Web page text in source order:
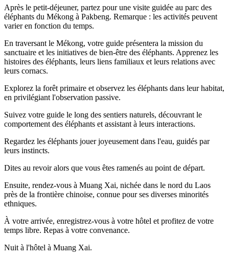
Après le petit-déjeuner, partez pour une visite guidée au parc des
éléphants du Mékong à Pakbeng. Remarque : les activités peuvent
varier en fonction du temps.
En traversant le Mékong, votre guide présentera la mission du
sanctuaire et les initiatives de bien-être des éléphants. Apprenez les
histoires des éléphants, leurs liens familiaux et leurs relations avec
leurs cornacs.
Explorez la forêt primaire et observez les éléphants dans leur habitat,
en privilégiant l'observation passive.
Suivez votre guide le long des sentiers naturels, découvrant le
comportement des éléphants et assistant à leurs interactions.
Regardez les éléphants jouer joyeusement dans l'eau, guidés par
leurs instincts.
Dites au revoir alors que vous êtes ramenés au point de départ.
Ensuite, rendez-vous à Muang Xai, nichée dans le nord du Laos
près de la frontière chinoise, connue pour ses diverses minorités
ethniques.
À votre arrivée, enregistrez-vous à votre hôtel et profitez de votre
temps libre. Repas à votre convenance.
Nuit à l'hôtel à Muang Xai.